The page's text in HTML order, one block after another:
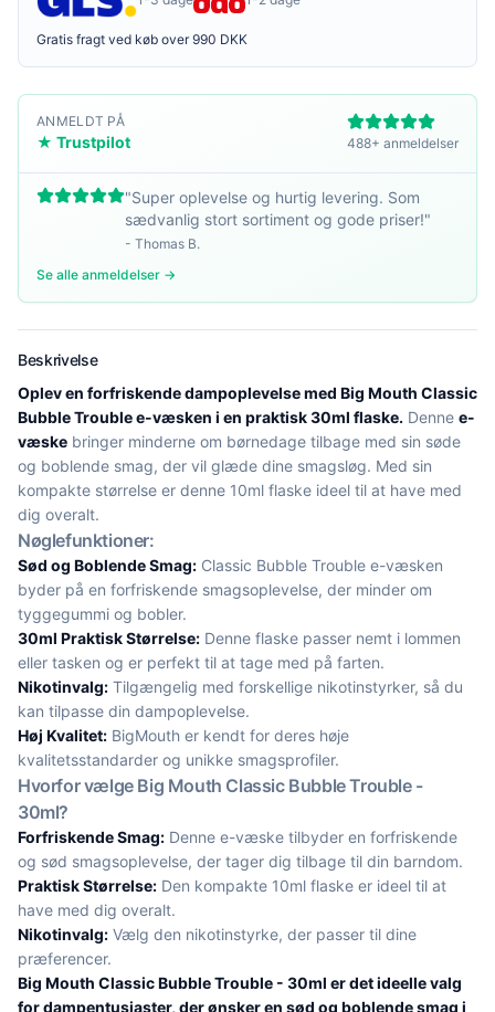
Gratis fragt ved køb over 990 DKK
ANMELDT PÅ
★ Trustpilot 488+ anmeldelser
"Super oplevelse og hurtig levering. Som
sædvanlig stort sortiment og gode priser!"
- Thomas B.
Se alle anmeldelser →
Beskrivelse
Oplev en forfriskende dampoplevelse med Big Mouth Classic
Bubble Trouble e-væsken i en praktisk 30ml flaske. Denne e-
væske bringer minderne om børnedage tilbage med sin søde
og boblende smag, der vil glæde dine smagsløg. Med sin
kompakte størrelse er denne 10ml flaske ideel til at have med
dig overalt.
Nøglefunktioner:
Sød og Boblende Smag: Classic Bubble Trouble e-væsken
byder på en forfriskende smagsoplevelse, der minder om
tyggegummi og bobler.
30ml Praktisk Størrelse: Denne flaske passer nemt i lommen
eller tasken og er perfekt til at tage med på farten.
Nikotinvalg: Tilgængelig med forskellige nikotinstyrker, så du
kan tilpasse din dampoplevelse.
Høj Kvalitet: BigMouth er kendt for deres høje
kvalitetsstandarder og unikke smagsprofiler.
Hvorfor vælge Big Mouth Classic Bubble Trouble -
30ml?
Forfriskende Smag: Denne e-væske tilbyder en forfriskende
og sød smagsoplevelse, der tager dig tilbage til din barndom.
Praktisk Størrelse: Den kompakte 10ml flaske er ideel til at
have med dig overalt.
Nikotinvalg: Vælg den nikotinstyrke, der passer til dine
præferencer.
Big Mouth Classic Bubble Trouble - 30ml er det ideelle valg
for dampentusiaster, der ønsker en sød og boblende smag i